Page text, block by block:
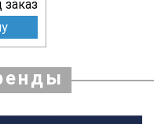
заказ